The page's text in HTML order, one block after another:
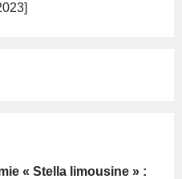
« Stella limousine » :